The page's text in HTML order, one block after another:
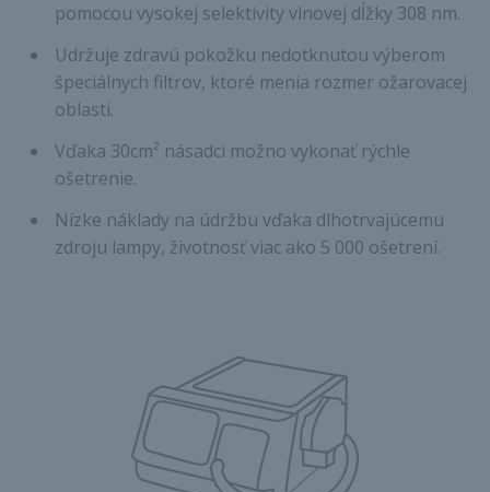
pomocou vysokej selektivity vlnovej dĺžky 308 nm.
Udržuje zdravú pokožku nedotknutou výberom
špeciálnych filtrov, ktoré menia rozmer ožarovacej
oblasti.
Vďaka 30cm² násadci možno vykonať rýchle
ošetrenie.
Nízke náklady na údržbu vďaka dlhotrvajúcemu
zdroju lampy, životnosť viac ako 5 000 ošetrení.